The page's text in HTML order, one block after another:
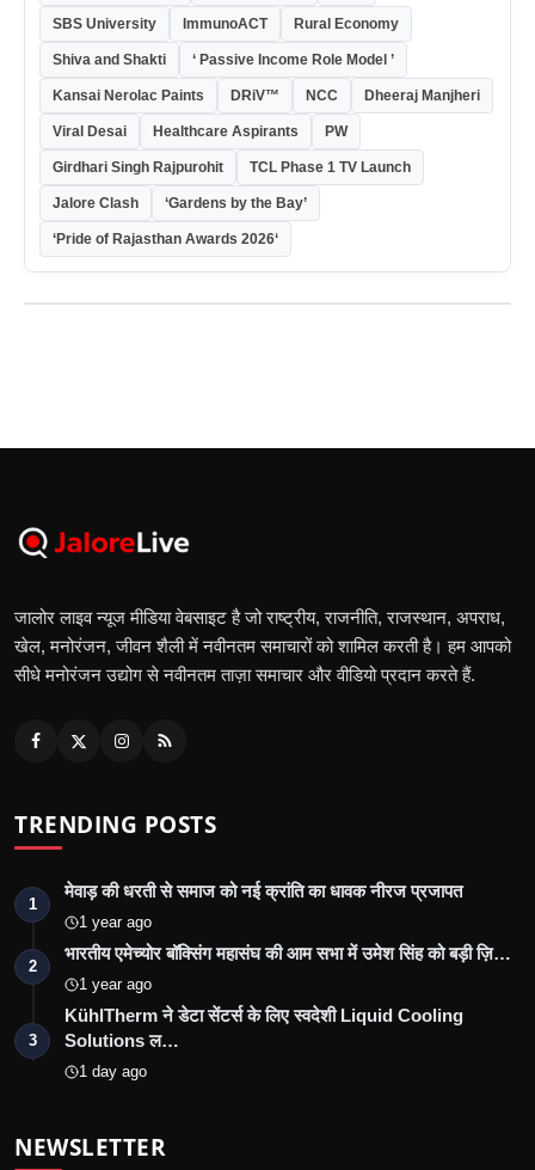
SBS University ImmunoACT Rural Economy
Shiva and Shakti ‘ Passive Income Role Model ’
Kansai Nerolac Paints DRiV™ NCC Dheeraj Manjheri
Viral Desai Healthcare Aspirants PW
Girdhari Singh Rajpurohit TCL Phase 1 TV Launch
Jalore Clash ‘Gardens by the Bay’
‘Pride of Rajasthan Awards 2026‘
जालोर लाइव न्यूज मीडिया वेबसाइट है जो राष्ट्रीय, राजनीति, राजस्थान, अपराध,
खेल, मनोरंजन, जीवन शैली में नवीनतम समाचारों को शामिल करती है। हम आपको
सीधे मनोरंजन उद्योग से नवीनतम ताज़ा समाचार और वीडियो प्रदान करते हैं.
TRENDING POSTS
1
मेवाड़ की धरती से समाज को नई क्रांति का धावक नीरज प्रजापत
1 year ago
2
भारतीय एमेच्योर बॉक्सिंग महासंघ की आम सभा में उमेश सिंह को बड़ी ज़ि…
1 year ago
3
KühlTherm ने डेटा सेंटर्स के लिए स्वदेशी Liquid Cooling
Solutions ल…
1 day ago
NEWSLETTER